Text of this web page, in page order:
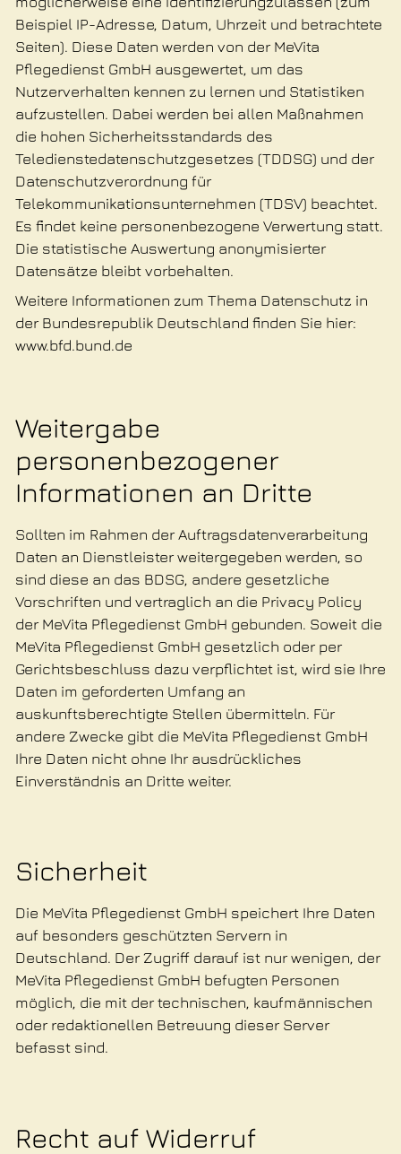
Beispiel IP-Adresse, Datum, Uhrzeit und betrachtete
Seiten). Diese Daten werden von der MeVita
Pflegedienst GmbH ausgewertet, um das
Nutzerverhalten kennen zu lernen und Statistiken
aufzustellen. Dabei werden bei allen Maßnahmen
die hohen Sicherheitsstandards des
Teledienstedatenschutzgesetzes (TDDSG) und der
Datenschutzverordnung für
Telekommunikationsunternehmen (TDSV) beachtet.
Es findet keine personenbezogene Verwertung statt.
Die statistische Auswertung anonymisierter
Datensätze bleibt vorbehalten.
Weitere Informationen zum Thema Datenschutz in
der Bundesrepublik Deutschland finden Sie hier:
www.bfd.bund.de
Weitergabe
personenbezogener
Informationen an Dritte
Sollten im Rahmen der Auftragsdatenverarbeitung
Daten an Dienstleister weitergegeben werden, so
sind diese an das BDSG, andere gesetzliche
Vorschriften und vertraglich an die Privacy Policy
der MeVita Pflegedienst GmbH gebunden. Soweit die
MeVita Pflegedienst GmbH gesetzlich oder per
Gerichtsbeschluss dazu verpflichtet ist, wird sie Ihre
Daten im geforderten Umfang an
auskunftsberechtigte Stellen übermitteln. Für
andere Zwecke gibt die MeVita Pflegedienst GmbH
Ihre Daten nicht ohne Ihr ausdrückliches
Einverständnis an Dritte weiter.
Sicherheit
Die MeVita Pflegedienst GmbH speichert Ihre Daten
auf besonders geschützten Servern in
Deutschland. Der Zugriff darauf ist nur wenigen, der
MeVita Pflegedienst GmbH befugten Personen
möglich, die mit der technischen, kaufmännischen
oder redaktionellen Betreuung dieser Server
befasst sind.
Recht auf Widerruf